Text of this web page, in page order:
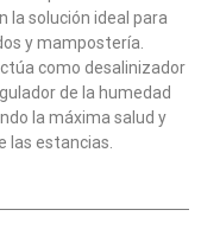
la solución ideal para
y mampostería.
como desalinizador
de la humedad
la máxima salud y
las estancias.